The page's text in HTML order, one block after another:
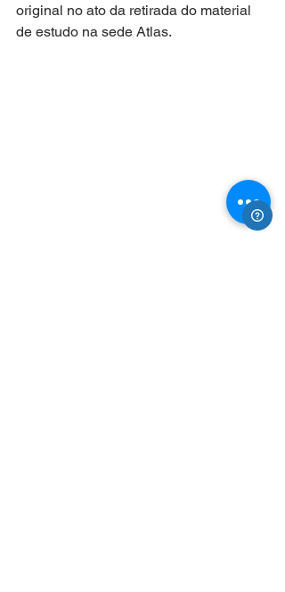
original no ato da retirada do material
de estudo na sede Atlas.